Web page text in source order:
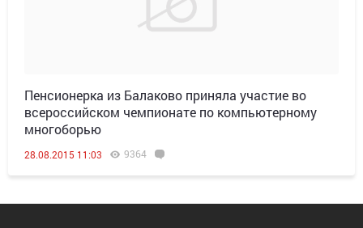
Пенсионерка из Балаково приняла участие во
всероссийском чемпионате по компьютерному
многоборью
28.08.2015 11:03 9364